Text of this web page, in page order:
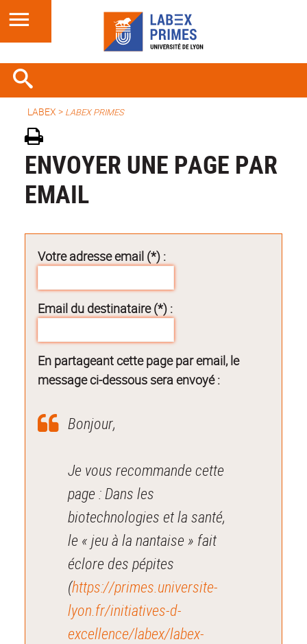
LABEX > LABEX PRIMES
ENVOYER UNE PAGE PAR
EMAIL
Votre adresse email (*) :
Email du destinataire (*) :
En partageant cette page par email, le
message ci-dessous sera envoyé :
Bonjour,
Je vous recommande cette
page : Dans les
biotechnologies et la santé,
le « jeu à la nantaise » fait
éclore des pépites
(https://primes.universite-
lyon.fr/initiatives-d-
excellence/labex/labex-